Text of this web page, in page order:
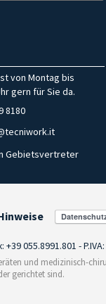
von Montag bis
gern für Sie da.
8180
Gebietsvertreter
055.8991.801 -
und medizinisch-
gerichtet sind.